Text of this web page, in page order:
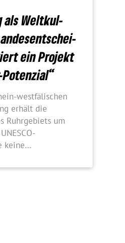
als Welt­kul­
ein Projekt
westfälischen
erhält die
Ruhrgebiets um
keine…